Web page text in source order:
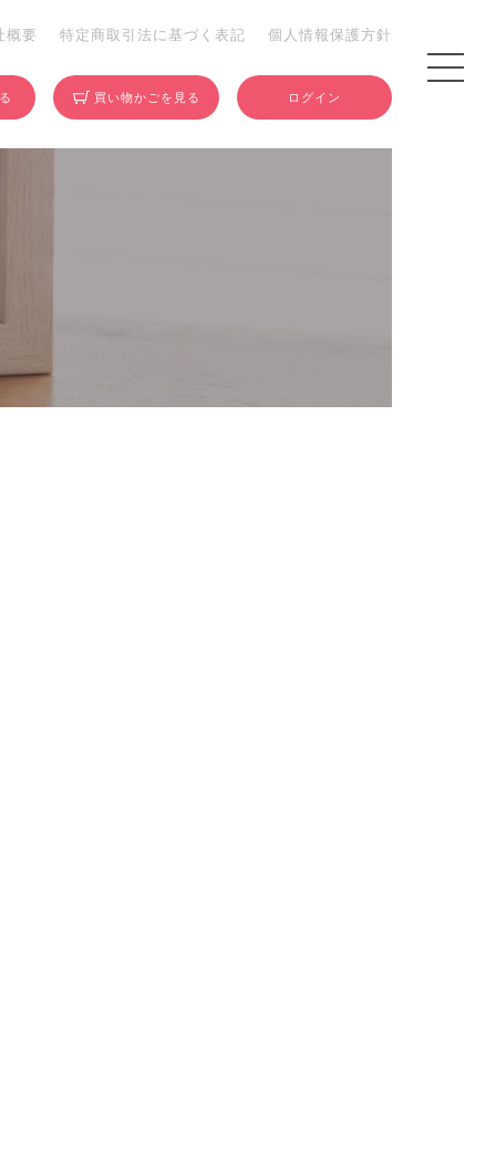
概要 特定商取引法に基づく表記 個人情報保護方針
買い物かごを見る ログイン